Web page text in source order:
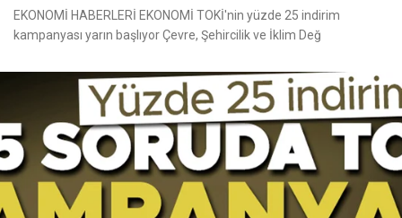
EKONOMİ HABERLERİ EKONOMİ TOKİ'nin yüzde 25 indirim
kampanyası yarın başlıyor Çevre, Şehircilik ve İklim Değ